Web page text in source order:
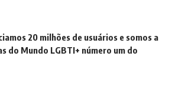
20 milhões de usuários e somos a
do Mundo LGBTI+ número um do